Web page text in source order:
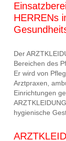
HERRENs
Der
Bereichen des
Er wird von
Arztpraxen,
Einrichtungen
hygienische